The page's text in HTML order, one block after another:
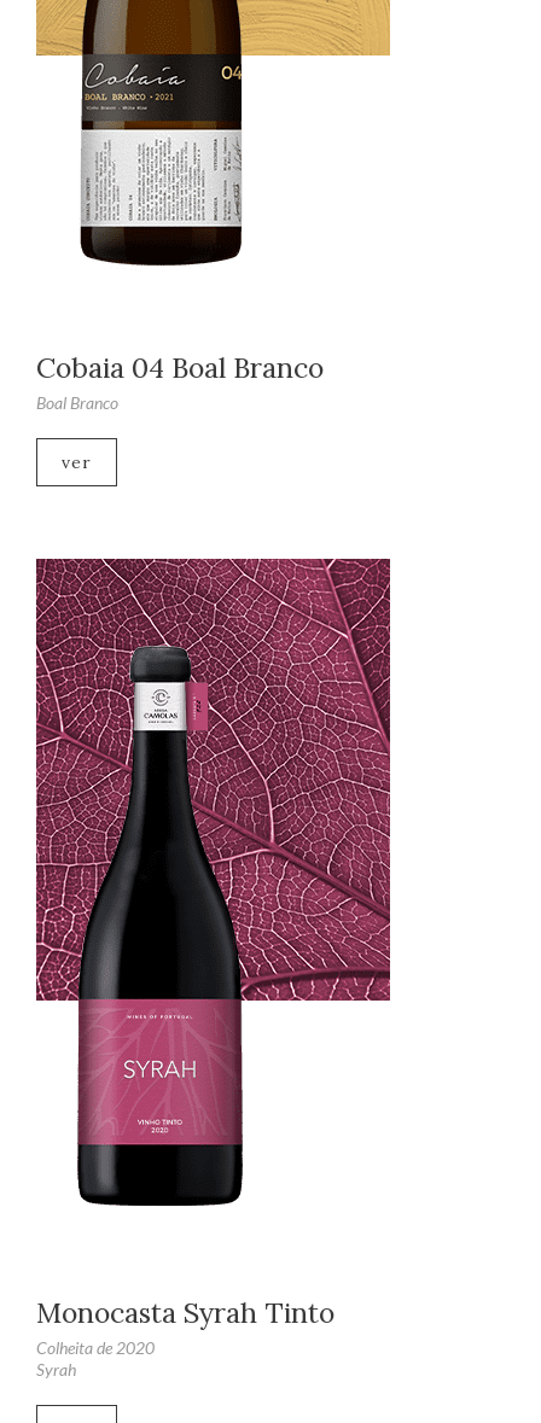
Cobaia 04 Boal Branco
Boal Branco
ver
Monocasta Syrah Tinto
Colheita de 2020
Syrah